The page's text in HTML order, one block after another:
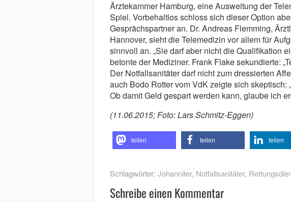
Ärztekammer Hamburg, eine Ausweitung der
Spiel. Vorbehaltlos schloss sich dieser Option
Gesprächspartner an. Dr. Andreas Flemming,
Hannover, sieht die Telemedizin vor allem für
sinnvoll an. „Sie darf aber nicht die Qualifikation
betonte der Mediziner. Frank Flake sekundierte:
Der Notfallsanitäter darf nicht zum dressierten
auch Bodo Rotter vom VdK zeigte sich skeptisch:
Ob damit Geld gespart werden kann, glaube ich
(11.06.2015; Foto: Lars Schmitz-Eggen)
teilen teilen teilen
Schlagwörter: Johanniter, Notfallsanitäter,
Schreibe einen Kommentar